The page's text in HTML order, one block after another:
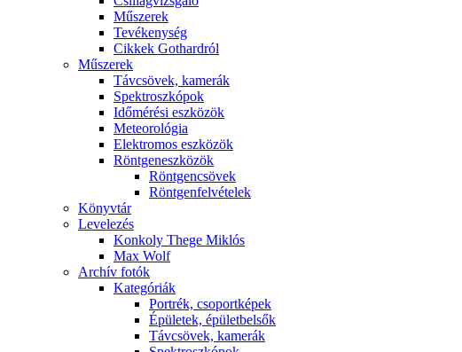
Mű­sze­rek
Te­vé­keny­ség
Cik­kek Got­hard­ról
Mű­sze­rek
Táv­csö­vek, ka­me­rák
Spekt­rosz­kó­pok
Idő­mé­ré­si esz­kö­zök
Me­te­o­ro­ló­gia
Elekt­ro­mos esz­kö­zök
Rönt­gen­esz­kö­zök
Rönt­gen­csö­vek
Rönt­gen­fel­vé­te­lek
Könyv­tár
Le­ve­le­zés
Kon­koly The­ge Mik­lós
Max Wolf
Ar­chív fo­tók
Ka­te­gó­ri­ák
Port­rék, cso­port­ké­pek
Épü­le­tek, épü­let­bel­sők
Táv­csö­vek, ka­me­rák